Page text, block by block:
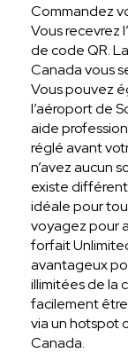
Commandez
Vous recevrez
de code QR.
Canada vous
Vous pouvez
l’aéroport de
aide
réglé avant
n’avez aucun
existe
idéale pour
voyagez pour
forfait
avantageux
illimitées de la
facilement
via un hotspot
Canada.